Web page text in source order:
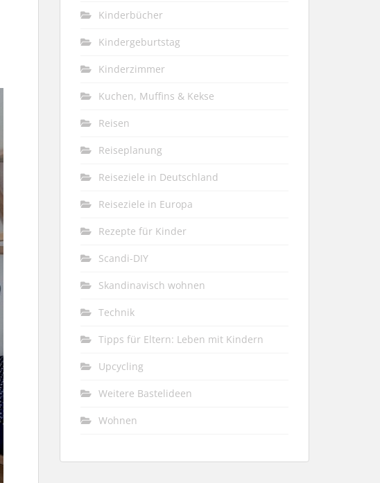
Kinderbücher
Kindergeburtstag
Kinderzimmer
Kuchen, Muffins & Kekse
Reisen
Reiseplanung
Reiseziele in Deutschland
Reiseziele in Europa
Rezepte für Kinder
Scandi-DIY
Skandinavisch wohnen
Technik
Tipps für Eltern: Leben mit Kindern
Upcycling
Weitere Bastelideen
Wohnen